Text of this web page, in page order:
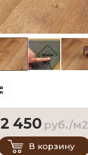
2 450 руб./м2
В корзину